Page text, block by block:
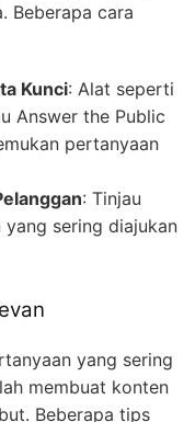
Beberapa cara
Kunci: Alat seperti
Answer the Public
pertanyaan
: Tinjau
sering diajukan
yang sering
membuat konten
Beberapa tips